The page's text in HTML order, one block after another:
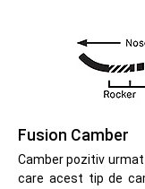
Fusion Camber
Camber pozitiv
care acest tip de